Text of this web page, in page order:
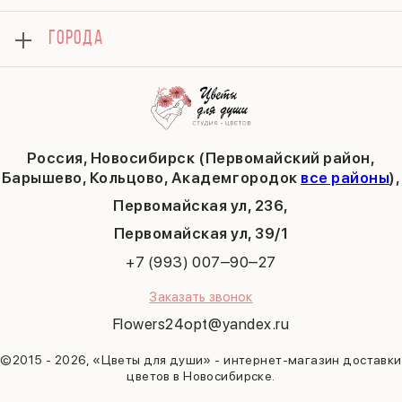
Россия, Новосибирск (Первомайский район,
Барышево, Кольцово, Академгородок все районы),
Первомайская ул, 236,
​Первомайская ул, 39/1
+7 (993) 007‒90‒27
Заказать звонок
Flowers24opt@yandex.ru
©2015 - 2026, «Цветы для души» - интернет-магазин доставки
цветов в Новосибирске.
Политика конфиденциальности
Публичная оферта
Комбо-предложения
Тюльпаны
День матери
1 сентября
День учителя
Пасха
9 мая
ГОРОДА